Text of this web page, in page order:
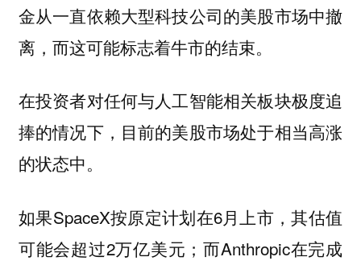
金从一直依赖大型科技公司的美股市场中撤
离，而这可能标志着牛市的结束。
在投资者对任何与人工智能相关板块极度追
捧的情况下，目前的美股市场处于相当高涨
的状态中。
如果SpaceX按原定计划在6月上市，其估值
可能会超过2万亿美元；而Anthropic在完成